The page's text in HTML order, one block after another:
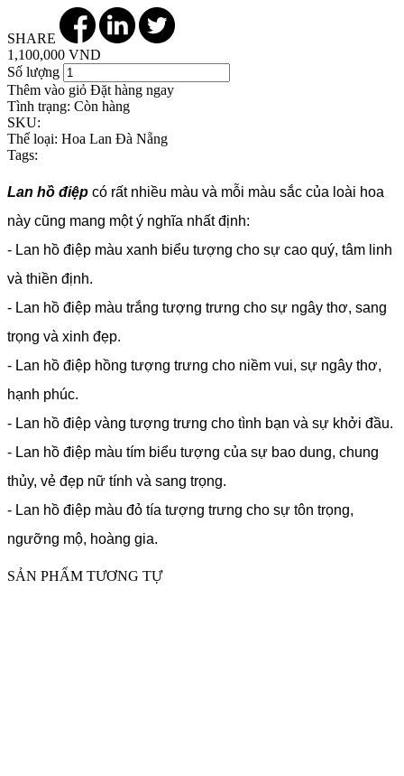
SHARE
1,100,000 VND
Số lượng
Thêm vào giỏ Đặt hàng ngay
Tình trạng: Còn hàng
SKU:
Thể loại: Hoa Lan Đà Nẵng
Tags:
Lan hồ điệp có rất nhiều màu và mỗi màu sắc của loài hoa
này cũng mang một ý nghĩa nhất định:
- Lan hồ điệp màu xanh biểu tượng cho sự cao quý, tâm linh
và thiền định.
- Lan hồ điệp màu trắng tượng trưng cho sự ngây thơ, sang
trọng và xinh đẹp.
- Lan hồ điệp hồng tượng trưng cho niềm vui, sự ngây thơ,
hạnh phúc.
- Lan hồ điệp vàng tượng trưng cho tình bạn và sự khởi đầu.
- Lan hồ điệp màu tím biểu tượng của sự bao dung, chung
thủy, vẻ đẹp nữ tính và sang trọng.
- Lan hồ điệp màu đỏ tía tượng trưng cho sự tôn trọng,
ngưỡng mộ, hoàng gia.
SẢN PHẨM TƯƠNG TỰ